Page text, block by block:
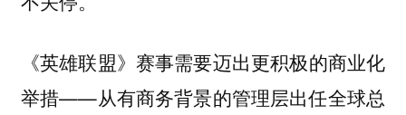
《英雄联盟》赛事需要迈出更积极的商业化
举措——从有商务背景的管理层出任全球总